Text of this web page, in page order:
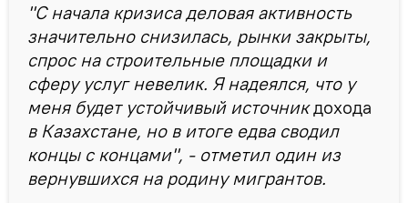
"С начала кризиса деловая активность
значительно снизилась, рынки закрыты,
спрос на строительные площадки и
сферу услуг невелик. Я надеялся, что у
меня будет устойчивый источникдохода
в Казахстане, но в итоге едва сводил
концы с концами", - отметил один из
вернувшихся на родину мигрантов.